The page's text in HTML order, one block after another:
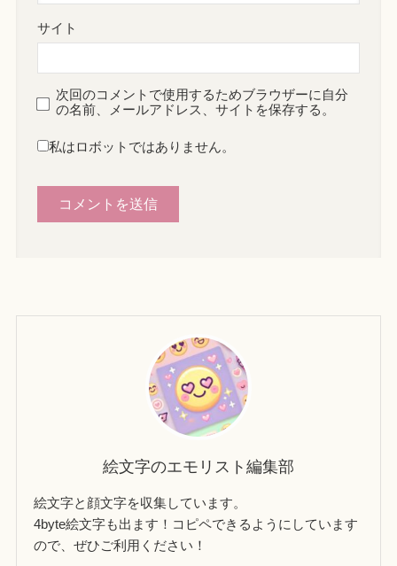
サイト
次回のコメントで使用するためブラウザーに自分
の名前、メールアドレス、サイトを保存する。
私はロボットではありません。
絵文字のエモリスト編集部
絵文字と顔文字を収集しています。
4byte絵文字も出ます！コピペできるようにしています
ので、ぜひご利用ください！